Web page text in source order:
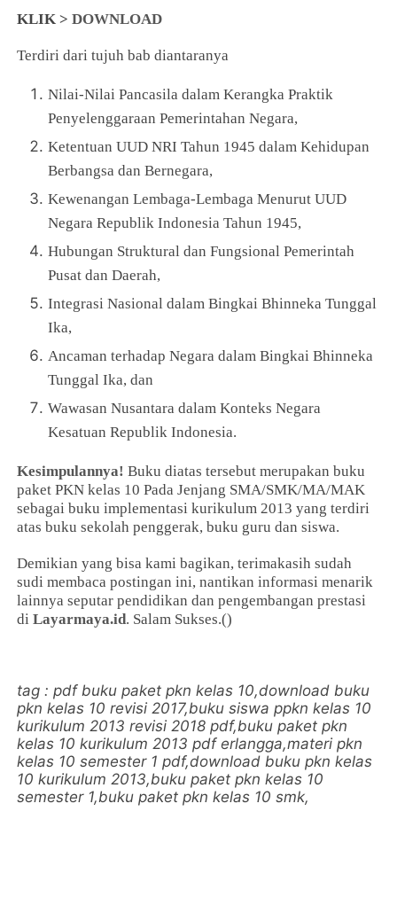
KLIK >DOWNLOAD
Terdiri dari tujuh bab diantaranya
Nilai-Nilai Pancasila dalam Kerangka Praktik
Penyelenggaraan Pemerintahan Negara,
Ketentuan UUD NRI Tahun 1945 dalam Kehidupan
Berbangsa dan Bernegara,
Kewenangan Lembaga-Lembaga Menurut UUD
Negara Republik Indonesia Tahun 1945,
Hubungan Struktural dan Fungsional Pemerintah
Pusat dan Daerah,
Integrasi Nasional dalam Bingkai Bhinneka Tunggal
Ika,
Ancaman terhadap Negara dalam Bingkai Bhinneka
Tunggal Ika, dan
Wawasan Nusantara dalam Konteks Negara
Kesatuan Republik Indonesia.
Kesimpulannya! Buku diatas tersebut merupakan buku
paket PKN kelas 10 Pada Jenjang SMA/SMK/MA/MAK
sebagai buku implementasi kurikulum 2013 yang terdiri
atas buku sekolah penggerak, buku guru dan siswa.
Demikian yang bisa kami bagikan, terimakasih sudah
sudi membaca postingan ini, nantikan informasi menarik
lainnya seputar pendidikan dan pengembangan prestasi
diLayarmaya.id. Salam Sukses.()
tag : pdf buku paket pkn kelas 10,download buku
pkn kelas 10 revisi 2017,buku siswa ppkn kelas 10
kurikulum 2013 revisi 2018 pdf,buku paket pkn
kelas 10 kurikulum 2013 pdf erlangga,materi pkn
kelas 10 semester 1 pdf,download buku pkn kelas
10 kurikulum 2013,buku paket pkn kelas 10
semester 1,buku paket pkn kelas 10 smk,